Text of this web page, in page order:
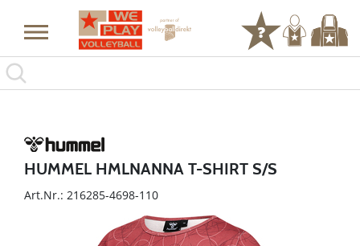
HUMMEL HMLNANNA T-SHIRT S/S
Art.Nr.: 216285-4698-110